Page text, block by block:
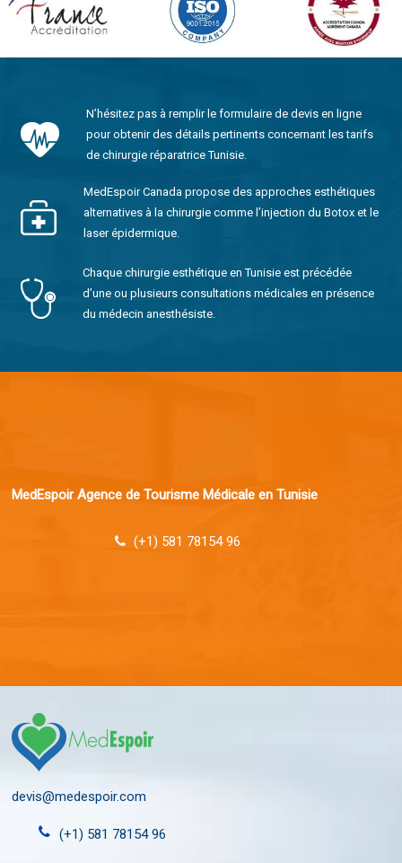
N’hésitez pas à remplir le formulaire de devis en ligne
pour obtenir des détails pertinents concernant les tarifs
de chirurgie réparatrice Tunisie.
MedEspoir Canada propose des approches esthétiques
alternatives à la chirurgie comme l’injection du Botox et le
laser épidermique.
Chaque chirurgie esthétique en Tunisie est précédée
d’une ou plusieurs consultations médicales en présence
du médecin anesthésiste.
MedEspoir Agence de Tourisme Médicale en Tunisie
(+1) 581 78154 96
devis@medespoir.com
(+1) 581 78154 96